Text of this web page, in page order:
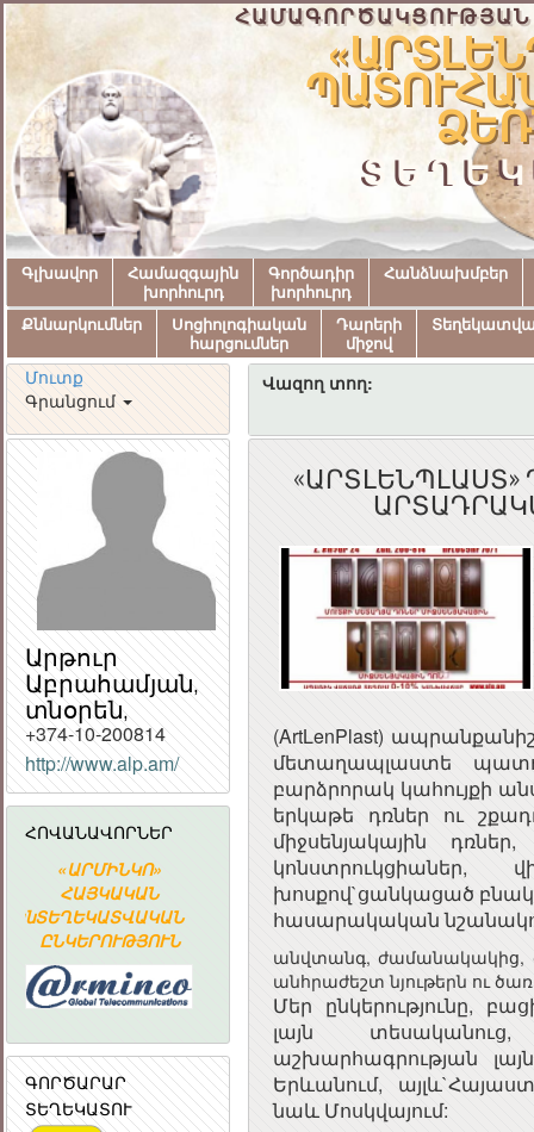
Գլխավոր
Համազգային
խորհուրդ
Գործադիր
խորհուրդ
Հանձնախմբեր
Քննարկումներ
Սոցիոլոգիական
հարցումներ
Դարերի
միջով
Մուտք
Գրանցում
Վազող տող:
Արթուր
Աբրահամյան,
տնօրեն,
+374-10-200814
http://www.alp.am/
ՀՈՎԱՆԱՎՈՐՆԵՐ
«ԱՐՄԻՆԿՈ»
ՀԱՅԿԱԿԱՆ
ՏԵՂԵԿԱՏՎԱԿԱՆ
ԸՆԿԵՐՈՒԹՅՈՒՆ
ՀԱՅԱՍՏԱՆԻ
ՀԱՆՐԱՊԵՏՈՒԹՅԱՆ
ՀԱՆՐԱՅԻՆ
ցանց
ԳՈՐԾԱՐԱՐ
ՏԵՂԵԿԱՏՈՒ
(ArtLenPlast)
մետաղապլաստե
բարձրորակ կահույքի
երկաթե դռներ ու
միջսենյակային
խոսքով`ցանկացած
հասարակական
անվտանգ, ժամանակակից,
անհրաժեշտ նյութերն ու
Մեր ընկերությունը,
լայն
աշխարհագրության
Երևանում,
նաև Մոսկվայում:
ՀԱՅԱՍՏԱՆԻ
ՀԱՆՐԱՅԻՆ
ԽՈՐՀՈՒՐԴ